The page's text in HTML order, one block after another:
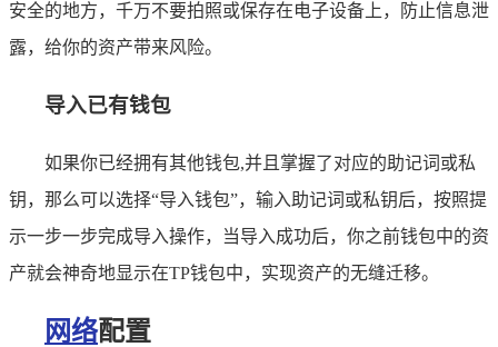
安全的地方，千万不要拍照或保存在电子设备上，防止信息泄
露，给你的资产带来风险。
导入已有钱包
如果你已经拥有其他钱包,并且掌握了对应的助记词或私
钥，那么可以选择“导入钱包”，输入助记词或私钥后，按照提
示一步一步完成导入操作，当导入成功后，你之前钱包中的资
产就会神奇地显示在TP钱包中，实现资产的无缝迁移。
网络配置